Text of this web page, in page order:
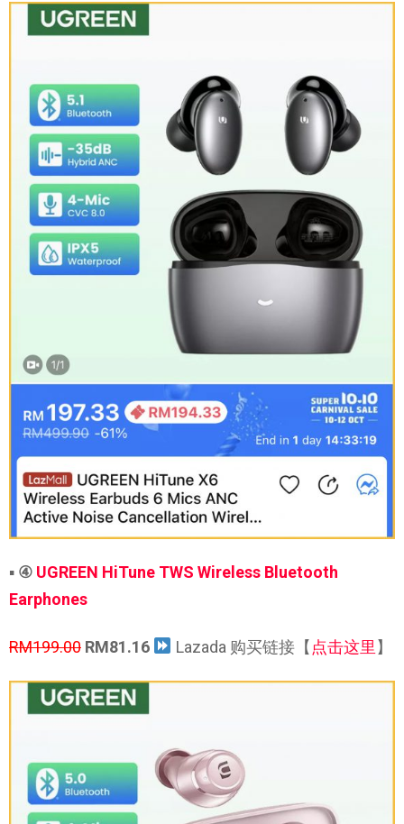
▪ ④ UGREEN HiTune TWS Wireless Bluetooth
Earphones
RM199.00 RM81.16 Lazada 购买链接【点击这里】